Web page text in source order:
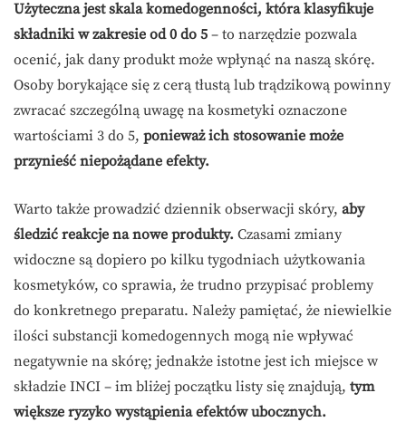
Użyteczna jest skala komedogenności, która klasyfikuje
składniki w zakresie od 0 do 5 – to narzędzie pozwala
ocenić, jak dany produkt może wpłynąć na naszą skórę.
Osoby borykające się z cerą tłustą lub trądzikową powinny
zwracać szczególną uwagę na kosmetyki oznaczone
wartościami 3 do 5, ponieważ ich stosowanie może
przynieść niepożądane efekty.
Warto także prowadzić dziennik obserwacji skóry, aby
śledzić reakcje na nowe produkty. Czasami zmiany
widoczne są dopiero po kilku tygodniach użytkowania
kosmetyków, co sprawia, że trudno przypisać problemy
do konkretnego preparatu. Należy pamiętać, że niewielkie
ilości substancji komedogennych mogą nie wpływać
negatywnie na skórę; jednakże istotne jest ich miejsce w
składzie INCI – im bliżej początku listy się znajdują, tym
większe ryzyko wystąpienia efektów ubocznych.